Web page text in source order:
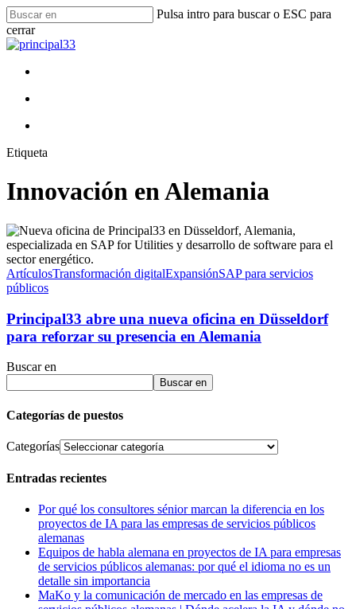
Ir
al
contenido
principal
Pulsa intro para buscar o ESC para
cerrar
Cerrar
busque
Menú
Etiqueta
Innovación en Alemania
ArtículosTransformación digitalExpansiónSAP para servicios
públicos
Principal33 abre una nueva oficina en Düsseldorf
para reforzar su presencia en Alemania
Buscar en
Buscar en
Categorías de puestos
Categorías
Entradas recientes
Por qué los consultores sénior marcan la diferencia en los
proyectos de IA para las empresas de servicios públicos
alemanas
Equipos de habla alemana en proyectos de IA para empresas
de servicios públicos alemanas: por qué el idioma no es un
detalle sin importancia
MaKo y la comunicación de mercado en las empresas de